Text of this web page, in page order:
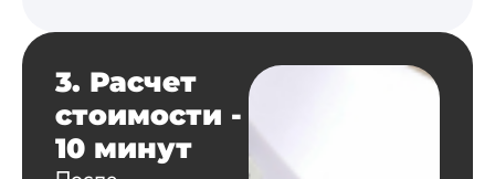
Вадим
3. Расчет
стоимости -
10 минут